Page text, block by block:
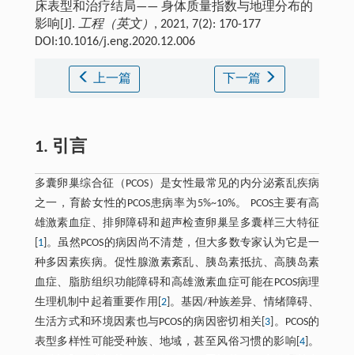
床表型和治疗结局—— 身体质量指数与地理分布的
影响[J]. 工程（英文） , 2021, 7(2): 170-177
DOI:10.1016/j.eng.2020.12.006
上一篇 下一篇
1. 引言
多囊卵巢综合征（PCOS）是女性最常见的内分泌紊乱疾病
之一，育龄女性的PCOS患病率为5%~10%。 PCOS主要有高
雄激素血症、排卵障碍和超声检查卵巢呈多囊样三大特征
1]。虽然PCOS的病因尚不清楚，但大多数专家认为它是一
种多因素疾病。促性腺激素紊乱、胰岛素抵抗、高胰岛素
血症、脂肪组织功能障碍和高雄激素血症可能在PCOS病理
生理机制中起着重要作用[ 2]。基因/种族差异、情绪障碍、
生活方式和环境因素也与PCOS的病因密切相关[ 3 ]。PCOS的
表型多样性可能受种族、地域，甚至风俗习惯的影响[ 4]。